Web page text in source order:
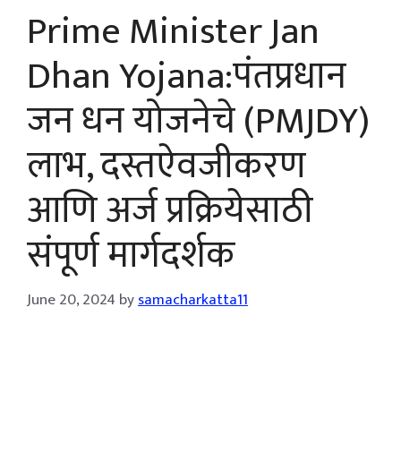
Prime Minister Jan
Dhan Yojana:पंतप्रधान
जन धन योजनेचे (PMJDY)
लाभ, दस्तऐवजीकरण
आणि अर्ज प्रक्रियेसाठी
संपूर्ण मार्गदर्शक
June 20, 2024 bysamacharkatta11